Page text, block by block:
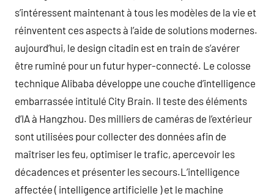
s’intéressent maintenant à tous les modèles de la vie et
réinventent ces aspects à l’aide de solutions modernes.
aujourd’hui, le design citadin est en train de s’avérer
être ruminé pour un futur hyper-connecté. Le colosse
technique Alibaba développe une couche d’intelligence
embarrassée intitulé City Brain. Il teste des éléments
d’IA à Hangzhou. Des milliers de caméras de l’extérieur
sont utilisées pour collecter des données afin de
maîtriser les feu, optimiser le trafic, apercevoir les
décadences et présenter les secours.L’intelligence
affectée ( intelligence artificielle ) et le machine